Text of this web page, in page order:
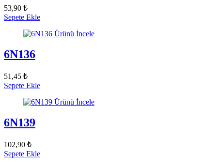
53,90 ₺
Sepete Ekle
Ürünü İncele
6N136
51,45 ₺
Sepete Ekle
Ürünü İncele
6N139
102,90 ₺
Sepete Ekle